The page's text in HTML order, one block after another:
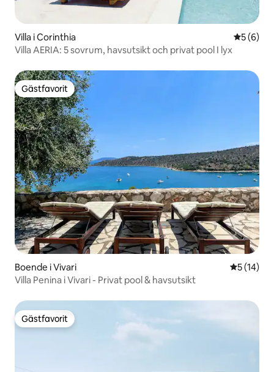
Villa i Corinthia 5 av 5 i
5 (6)
Villa AERIA: 5 sovrum, havsutsikt och privat pool I lyx
Gästfavorit
Gästfavorit
Boende i Vivari 5 av 5 i
5 (14)
Villa Penina i Vivari - Privat pool & havsutsikt
Gästfavorit
Gästfavorit